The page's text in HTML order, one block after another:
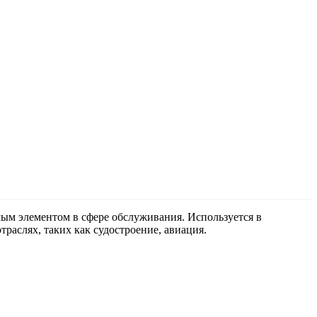
элементом в сфере обслуживания. Используется в
таких как судостроение, авиация.